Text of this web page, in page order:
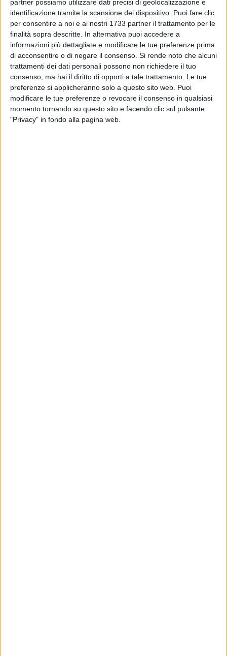
partner possiamo utilizzare dati precisi di geolocalizzazione e
identificazione tramite la scansione del dispositivo. Puoi fare clic
per consentire a noi e ai nostri 1733 partner il trattamento per le
finalità sopra descritte. In alternativa puoi accedere a
informazioni più dettagliate e modificare le tue preferenze prima
di acconsentire o di negare il consenso. Si rende noto che alcuni
trattamenti dei dati personali possono non richiedere il tuo
consenso, ma hai il diritto di opporti a tale trattamento. Le tue
preferenze si applicheranno solo a questo sito web. Puoi
modificare le tue preferenze o revocare il consenso in qualsiasi
momento tornando su questo sito e facendo clic sul pulsante
"Privacy" in fondo alla pagina web.
A cura di
ANTONIO LOPOPOLO
Nella puntata di venerdì 19 settembre, tra i concorrenti di
Affari Tuoiè arrivata la biscegliese Claudia Dell'Olio,
impiegata nel settore della ristorazione.
La nuova pacchista del popolare game show di Rai 1,
condotto da Stefano De Martino, ha preso il posto della